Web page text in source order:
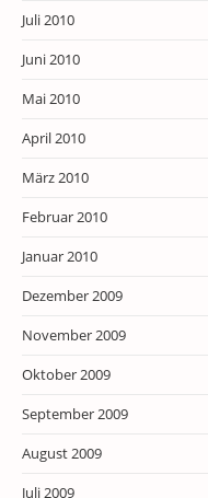
Juli 2010
Juni 2010
Mai 2010
April 2010
März 2010
Februar 2010
Januar 2010
Dezember 2009
November 2009
Oktober 2009
September 2009
August 2009
Juli 2009